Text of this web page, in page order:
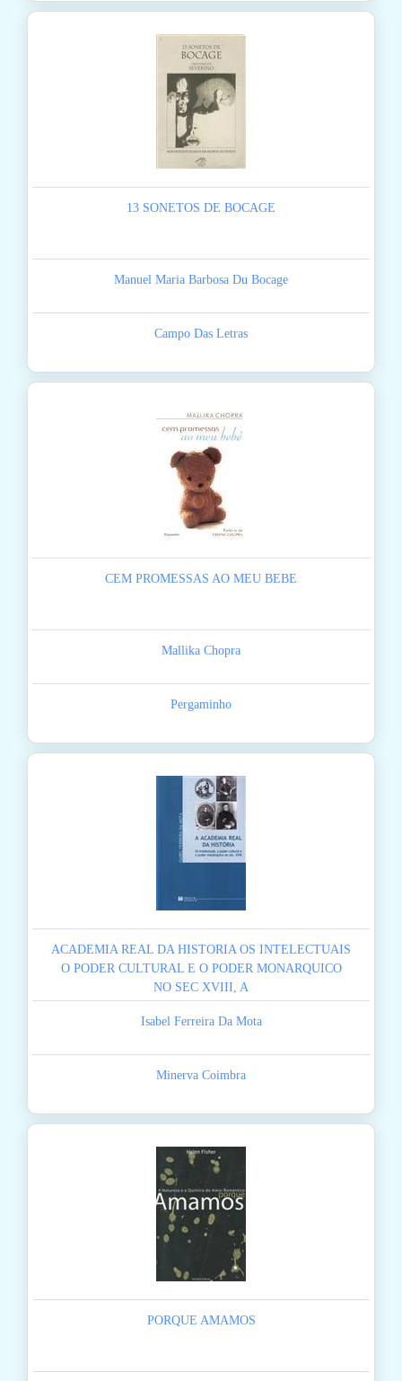
13 SONETOS DE BOCAGE
Manuel Maria Barbosa Du Bocage
Campo Das Letras
CEM PROMESSAS AO MEU BEBE
Mallika Chopra
Pergaminho
ACADEMIA REAL DA HISTORIA OS INTELECTUAIS
O PODER CULTURAL E O PODER MONARQUICO
NO SEC XVIII, A
Isabel Ferreira Da Mota
Minerva Coimbra
PORQUE AMAMOS